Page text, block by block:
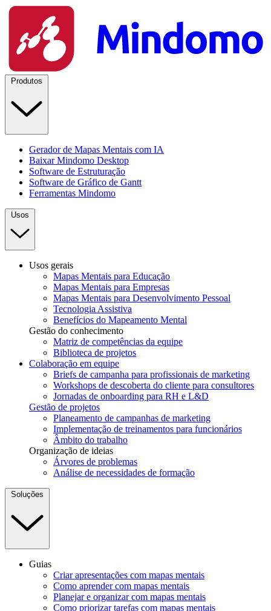
Produtos
Gerador de Mapas Mentais com IA
Baixar Mindomo Desktop
Software de Estruturação
Software de Gráfico de Gantt
Ferramentas Mindomo
Usos
Usos gerais
Mapas Mentais para Educação
Mapas Mentais para Empresas
Mapas Mentais para Desenvolvimento Pessoal
Tecnologia Assistiva
Benefícios do Mapeamento Mental
Gestão do conhecimento
Matriz de competências da equipe
Biblioteca de projetos
Colaboração em equipe
Briefs de campanha para profissionais de marketing
Workshops de descoberta do cliente para consultores
Jornadas de onboarding para RH e L&D
Gestão de projetos
Planeamento de campanhas de marketing
Implementação de treinamentos para funcionários
Âmbito do trabalho
Organização de ideias
Árvores de problemas
Análise de necessidades de formação
Soluções
Guias
Criar apresentações com mapas mentais
Como aprender com mapas mentais
Planejar e organizar com mapas mentais
Como priorizar tarefas com mapas mentais